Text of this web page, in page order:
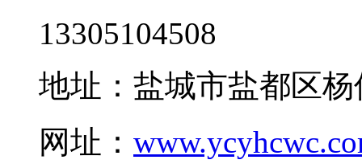
13305104508
地址：盐城市盐都区
网址：